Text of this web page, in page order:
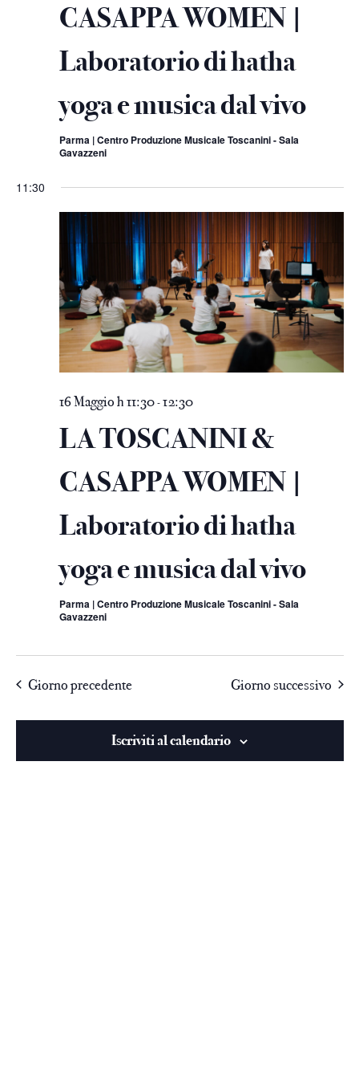
CASAPPA WOMEN |
Laboratorio di hatha
yoga e musica dal vivo
Parma | Centro Produzione Musicale Toscanini - Sala
Gavazzeni
11:30
16 Maggio h 11:30-12:30
LA TOSCANINI &
CASAPPA WOMEN |
Laboratorio di hatha
yoga e musica dal vivo
Parma | Centro Produzione Musicale Toscanini - Sala
Gavazzeni
Giorno precedente Giorno successivo
Iscriviti al calendario